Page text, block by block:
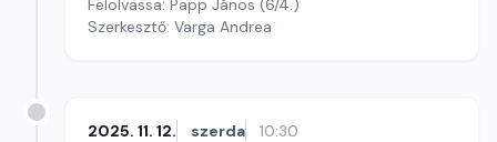
Felolvassa: Papp János (6/4.)
Szerkesztő: Varga Andrea
2025. 11. 12. szerda 10:30